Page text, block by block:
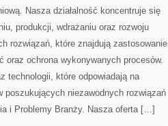
Nasza działalność koncentruje się
produkcji, wdrażaniu oraz rozwoju
rozwiązań, które znajdują zastosowanie
oraz ochrona wykonywanych procesów.
technologii, które odpowiadają na
poszukujących niezawodnych rozwiązań
i Problemy Branży. Nasza oferta […]